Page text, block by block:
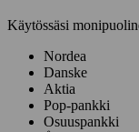
Käytössäsi
Nordea
Danske
Aktia
Pop-pankki
Osuuspankki